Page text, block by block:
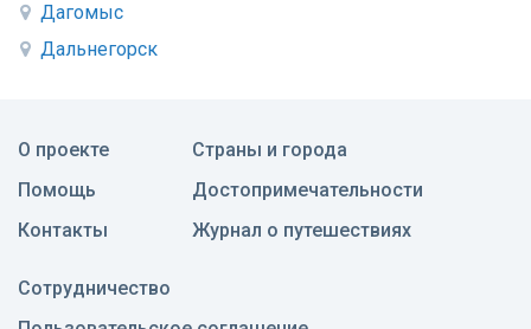
Дагомыс
Дальнегорск
О проекте
Помощь
Контакты
Страны и города
Достопримечательности
Журнал о путешествиях
Сотрудничество